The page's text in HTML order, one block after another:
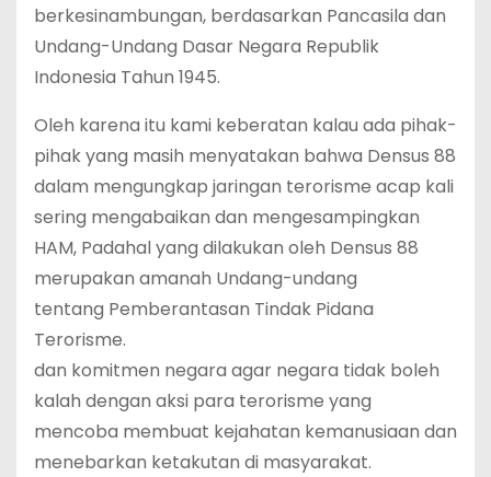
berkesinambungan, berdasarkan Pancasila dan
Undang-Undang Dasar Negara Republik
Indonesia Tahun 1945.
Oleh karena itu kami keberatan kalau ada pihak-
pihak yang masih menyatakan bahwa Densus 88
dalam mengungkap jaringan terorisme acap kali
sering mengabaikan dan mengesampingkan
HAM, Padahal yang dilakukan oleh Densus 88
merupakan amanah Undang-undang
tentang Pemberantasan Tindak Pidana
Terorisme.
dan komitmen negara agar negara tidak boleh
kalah dengan aksi para terorisme yang
mencoba membuat kejahatan kemanusiaan dan
menebarkan ketakutan di masyarakat.